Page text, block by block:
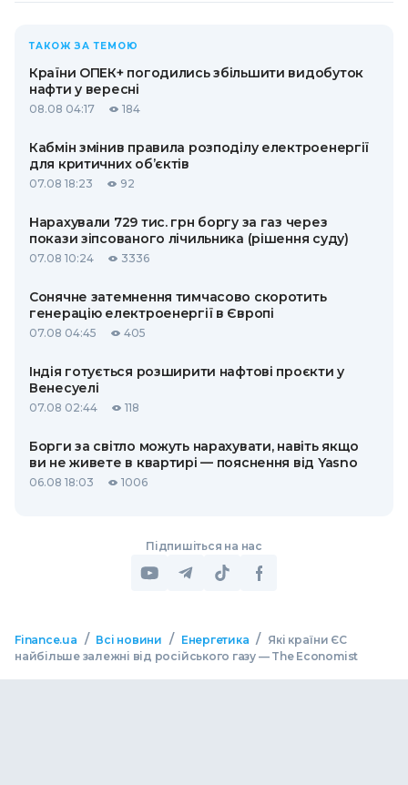
ТАКОЖ ЗА ТЕМОЮ
Країни ОПЕК+ погодились збільшити видобуток
нафти у вересні
08.08 04:17 184
Кабмін змінив правила розподілу електроенергії
для критичних об’єктів
07.08 18:23 92
Нарахували 729 тис. грн боргу за газ через
покази зіпсованого лічильника (рішення суду)
07.08 10:24 3336
Сонячне затемнення тимчасово скоротить
генерацію електроенергії в Європі
07.08 04:45 405
Індія готується розширити нафтові проєкти у
Венесуелі
07.08 02:44 118
Борги за світло можуть нарахувати, навіть якщо
ви не живете в квартирі — пояснення від Yasno
06.08 18:03 1006
Підпишіться на нас
Finance.ua / Всі новини / Енергетика / Які країни ЄС
найбільше залежні від російського газу — The Economist